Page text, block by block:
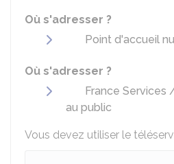
Où s'adresser ?
Point d'accueil
Où s'adresser ?
France Services
au public
Vous devez utiliser le